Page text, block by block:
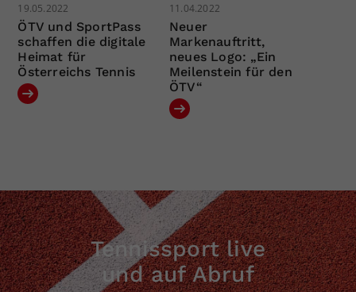
19.05.2022
ÖTV und SportPass
schaffen die digitale
Heimat für
Österreichs Tennis
11.04.2022
Neuer
Markenauftritt,
neues Logo: „Ein
Meilenstein für den
ÖTV“
Tennissport live
und auf Abruf